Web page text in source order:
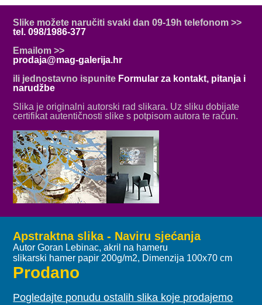
Slike možete naručiti svaki dan 09-19h telefonom >>
tel. 098/1986-377
Emailom >>
prodaja@mag-galerija.hr
ili jednostavno ispunite Formular za kontakt, pitanja i
narudžbe
Slika je originalni autorski rad slikara. Uz sliku dobijate
certifikat autentičnosti slike s potpisom autora te račun.
Apstraktna slika - Naviru sjećanja
Autor Goran Lebinac, akril na hameru
slikarski hamer papir 200g/m2, Dimenzija 100x70 cm
Prodano
Pogledajte ponudu ostalih slika koje prodajemo